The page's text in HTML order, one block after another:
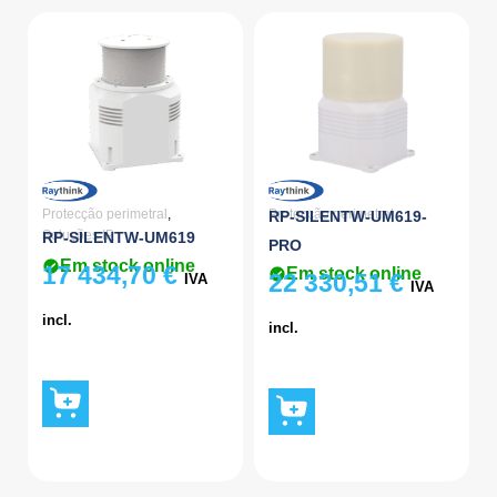
Protecção perimetral ,
Soluções IP
RP-SILENTW-UM619
Em stock online
17 434,70€ IVA
incl.
Protecção perimetral
RP-SILENTW-UM619-
PRO
Em stock online
22 330,51€ IVA
incl.